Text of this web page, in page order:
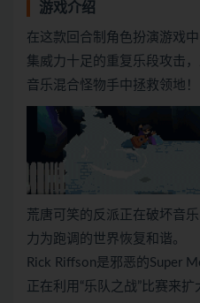
游戏介绍
在这款回合制角色扮演游戏
集威力十足的重复乐段攻击
音乐混合怪物手中拯救领地！
荒唐可笑的反派正在破坏音
力为跑调的世界恢复和谐。
Rick Riffson是邪恶的Super
正在利用“乐队之战”比赛来